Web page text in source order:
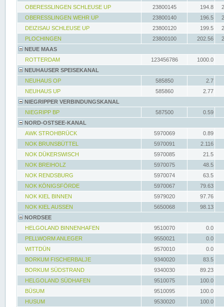
OBERESSLINGEN SCHLEUSE UP
23800145 194.8
OBERESSLINGEN WEHR UP
23800140 196.5
DEIZISAU SCHLEUSE UP
23800120 199.5
PLOCHINGEN
23800100 202.56
NEUE MAAS
ROTTERDAM
123456786
1000.0
NEUHAUSER SPEISEKANAL
NEUHAUS OP
585850
2.7
NEUHAUS UP
585860
2.77
NIEGRIPPER VERBINDUNGSKANAL
NIEGRIPP BP
587500
0.59
NORD-OSTSEE-KANAL
AWK STROHBRÜCK
5970069
0.89
NOK BRUNSBÜTTEL
5970091
2.116
NOK DÜKERSWISCH
5970085
21.5
NOK BREIHOLZ
5970075
48.5
NOK RENDSBURG
5970074
63.5
NOK KÖNIGSFÖRDE
5970067
79.63
NOK KIEL BINNEN
5979020
97.76
NOK KIEL AUSSEN
5650068
98.13
NORDSEE
HELGOLAND BINNENHAFEN
9510070
0.0
PELLWORM ANLEGER
9550021
0.0
WITTDÜN
9570010
0.0
BORKUM FISCHERBALJE
9340020
83.5
BORKUM SÜDSTRAND
9340030
89.23
HELGOLAND SÜDHAFEN
9510075
100.0
BÜSUM
9510095
100.0
HUSUM
9530020 100.0